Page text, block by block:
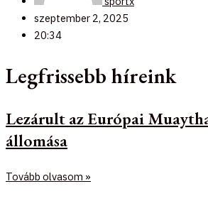
szeptember 2, 2025
20:34
Legfrissebb híreink
Lezárult az Európai
állomása
Tovább olvasom »